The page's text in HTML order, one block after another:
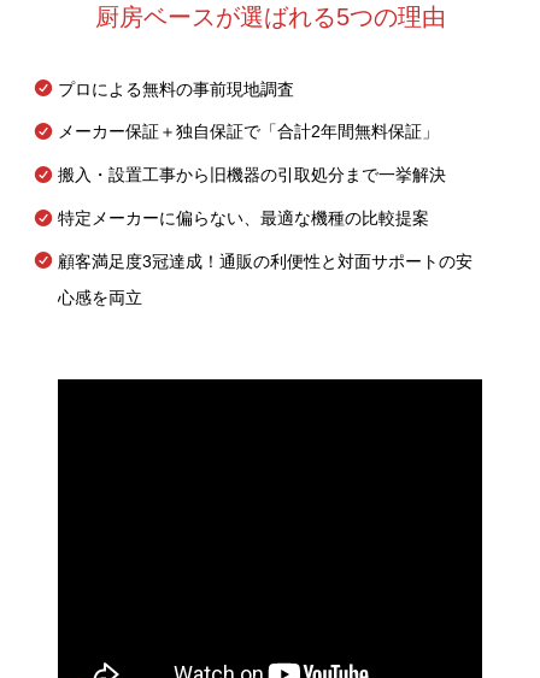
厨房ベースが選ばれる5つの理由
プロによる無料の事前現地調査
メーカー保証＋独自保証で「合計2年間無料保証」
搬入・設置工事から旧機器の引取処分まで一挙解決
特定メーカーに偏らない、最適な機種の比較提案
顧客満足度3冠達成！通販の利便性と対面サポートの安
心感を両立